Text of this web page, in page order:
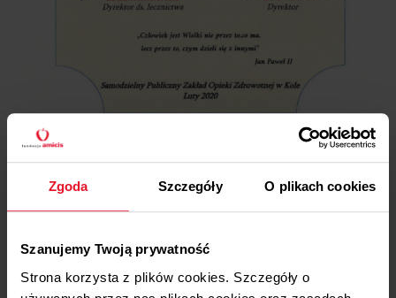
Zgoda Szczegóły O plikach cookies
Szanujemy Twoją prywatność
Strona korzysta z plików cookies. Szczegóły o
Aktualności
15 KWIETNIA, 2026
Amicis wspiera Bieg na Tak!